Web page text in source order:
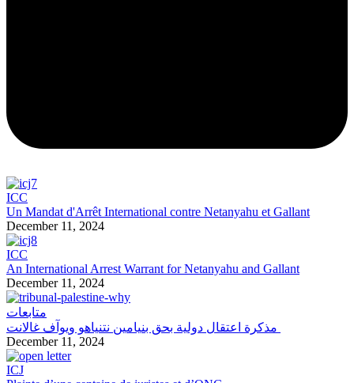
ICC
Un Mandat d'Arrêt International contre Netanyahu et Gallant
December 11, 2024
ICC
An International Arrest Warrant for Netanyahu and Gallant
December 11, 2024
متابعات
December 11, 2024
ICJ